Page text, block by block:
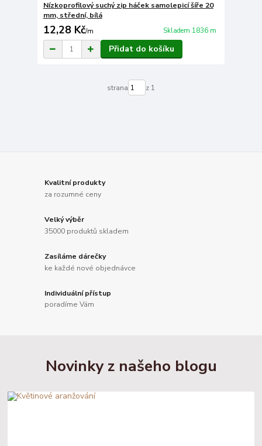
Nízkoprofilový suchý zip háček samolepicí šíře 20
mm, střední, bílá
12,28 Kč/m Skladem 1836 m
Přidat do košíku
strana z 1
Kvalitní produkty
za rozumné ceny
Velký výběr
35000 produktů skladem
Zasíláme dárečky
ke každé nové objednávce
Individuální přístup
poradíme Vám
Novinky z našeho blogu